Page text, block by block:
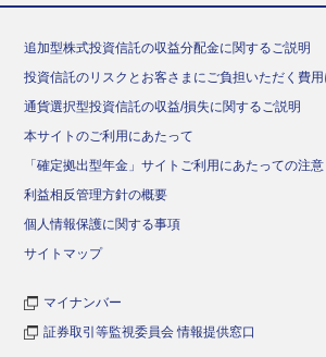
追加型株式投資信託の収益分配金に関するご説明
投資信託のリスクとお客さまにご負担いただく費
通貨選択型投資信託の収益/損失に関するご説明
本サイトのご利用にあたって
「確定拠出型年金」サイトご利用にあたっての注意
利益相反管理方針の概要
個人情報保護に関する事項
サイトマップ
マイナンバー
証券取引等監視委員会 情報提供窓口